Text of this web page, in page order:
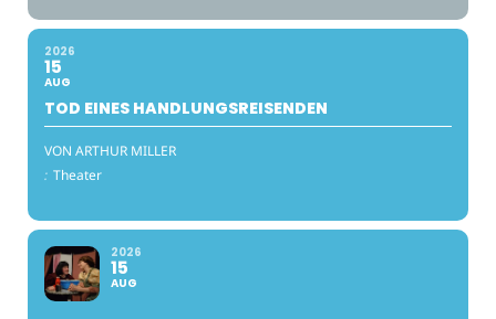
2026
15
AUG
TOD EINES HANDLUNGSREISENDEN
VON ARTHUR MILLER
: Theater
2026
15
AUG